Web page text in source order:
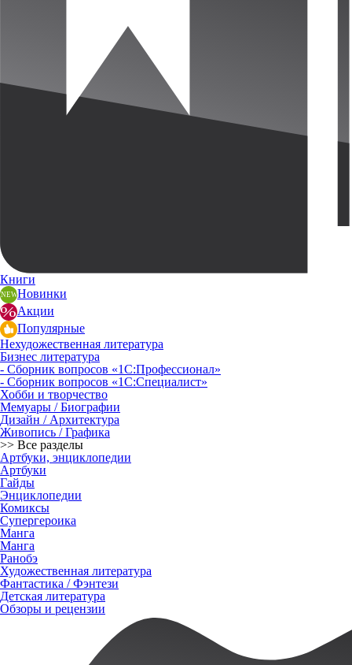
Книги
Новинки
Акции
Популярные
Нехудожественная литература
Бизнес литература
- Сборник вопросов «1С:Профессионал»
- Сборник вопросов «1С:Специалист»
Хобби и творчество
Мемуары / Биографии
Дизайн / Архитектура
Живопись / Графика
>> Все разделы
Артбуки, энциклопедии
Артбуки
Гайды
Энциклопедии
Комиксы
Супергероика
Манга
Манга
Ранобэ
Художественная литература
Фантастика / Фэнтези
Детская литература
Обзоры и рецензии